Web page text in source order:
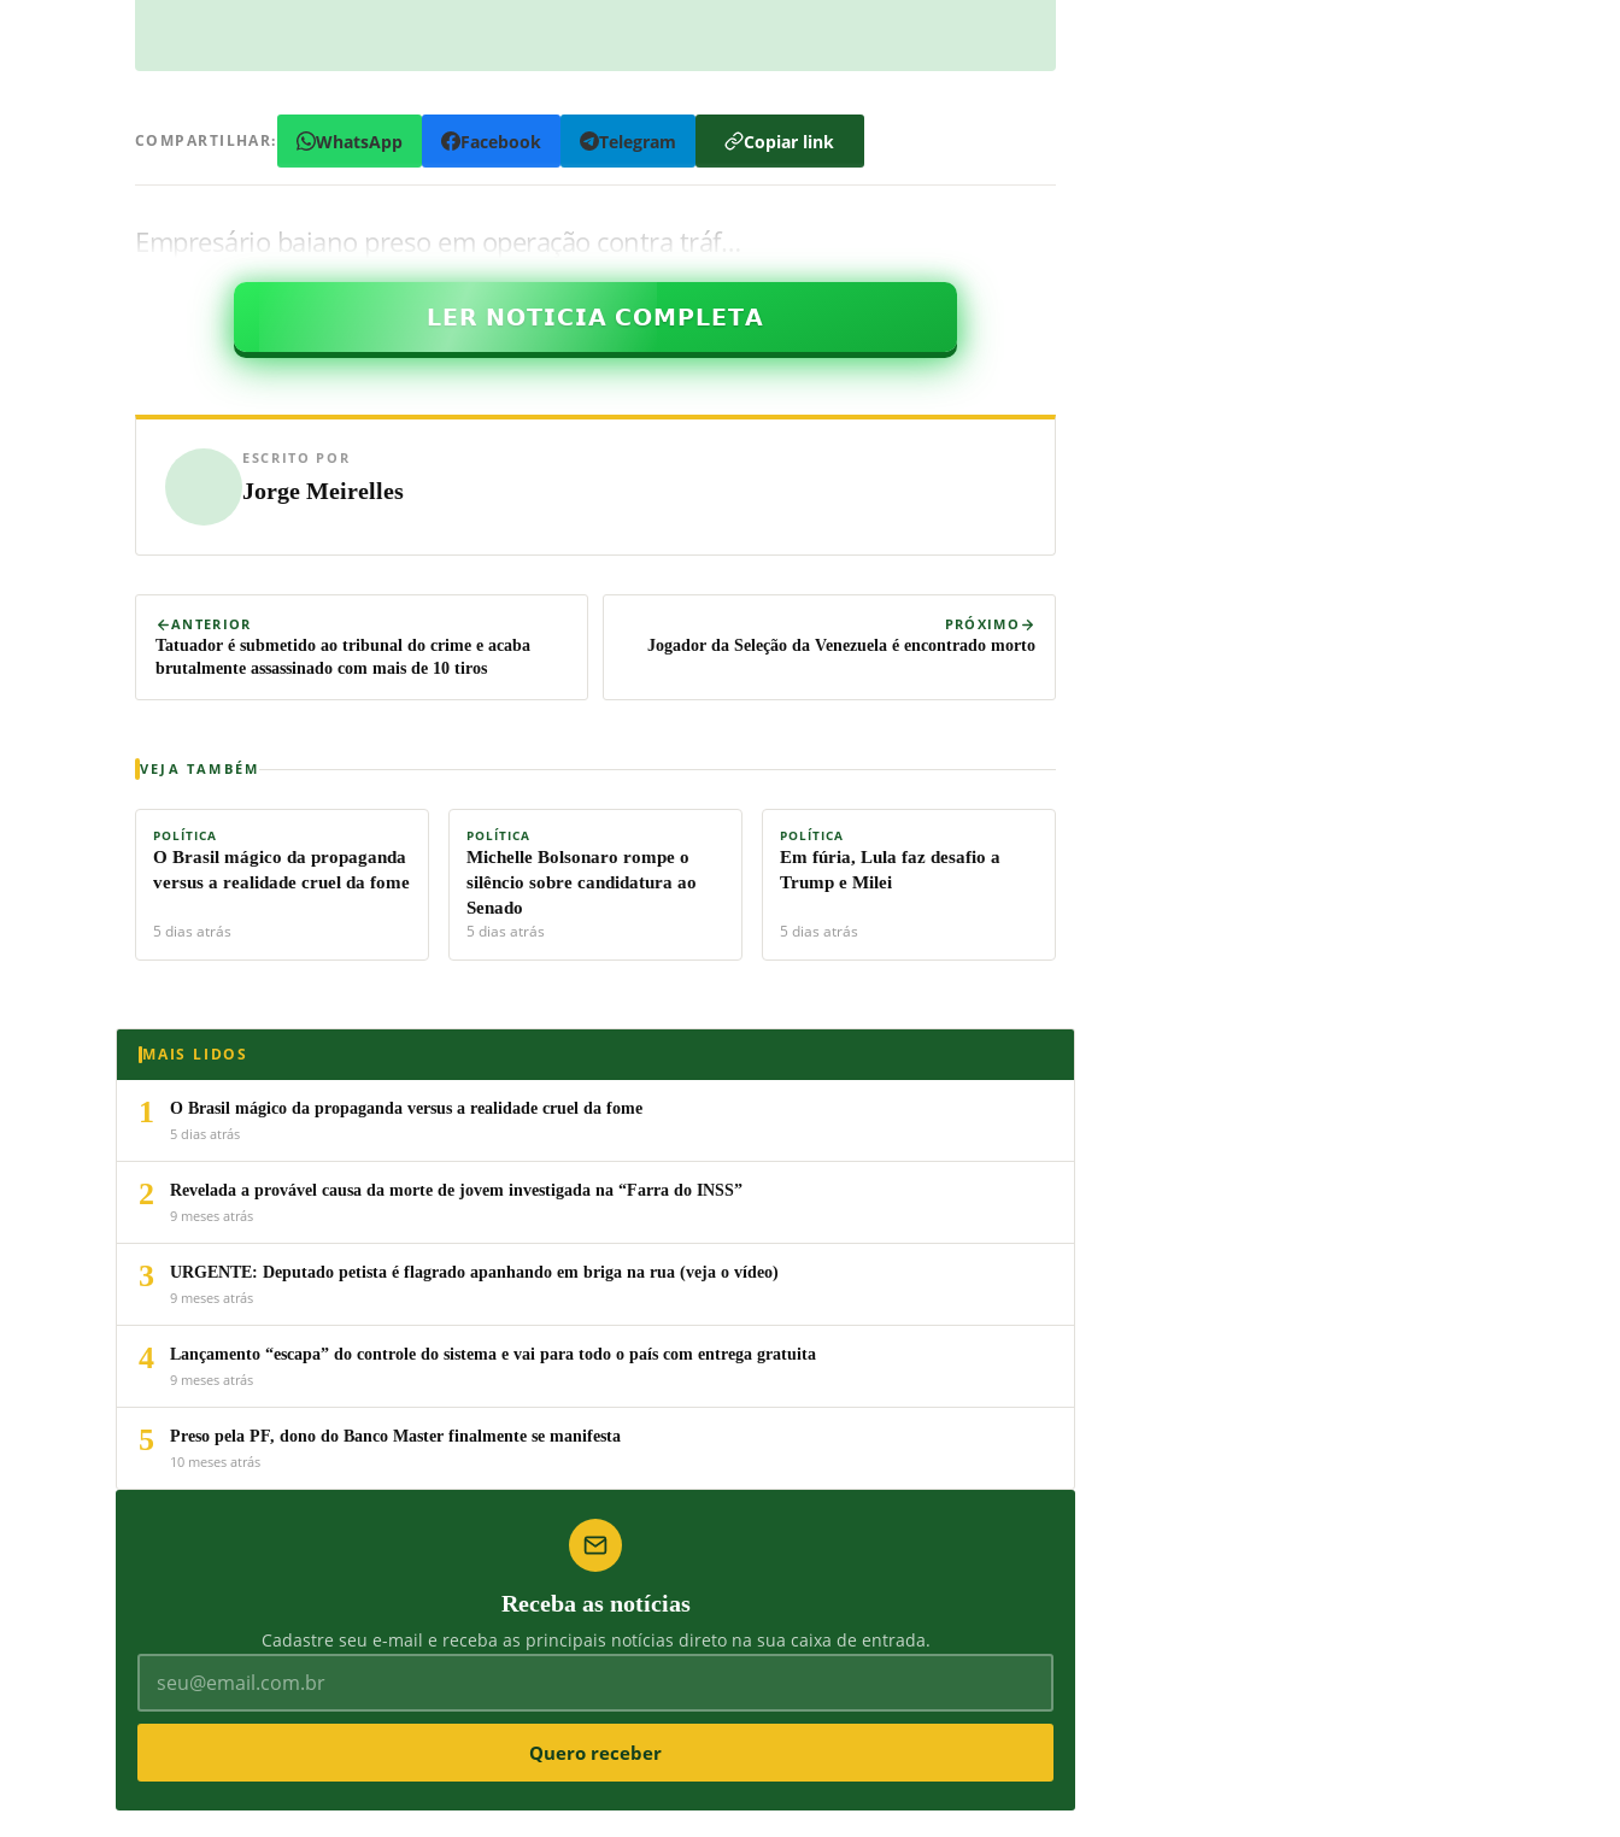
COMPARTILHAR: WhatsApp Facebook Telegram Copiar link
Empresário baiano preso em operação contra tráf…
𝗟𝗘𝗥 𝗡𝗢𝗧𝗜𝗖𝗜𝗔 𝗖𝗢𝗠𝗣𝗟𝗘𝗧𝗔
ESCRITO POR
Jorge Meirelles
ANTERIOR
Tatuador é submetido ao tribunal do crime e acaba
brutalmente assassinado com mais de 10 tiros
PRÓXIMO
Jogador da Seleção da Venezuela é encontrado morto
VEJA TAMBÉM
POLÍTICA
O Brasil mágico da propaganda
versus a realidade cruel da fome
5 dias atrás
POLÍTICA
Michelle Bolsonaro rompe o
silêncio sobre candidatura ao
Senado
5 dias atrás
POLÍTICA
Em fúria, Lula faz desafio a
Trump e Milei
5 dias atrás
MAIS LIDOS
1
O Brasil mágico da propaganda versus a realidade cruel da fome
5 dias atrás
2
Revelada a provável causa da morte de jovem investigada na “Farra do INSS”
9 meses atrás
3
URGENTE: Deputado petista é flagrado apanhando em briga na rua (veja o vídeo)
9 meses atrás
4
Lançamento “escapa” do controle do sistema e vai para todo o país com entrega gratuita
9 meses atrás
5
Preso pela PF, dono do Banco Master finalmente se manifesta
10 meses atrás
Receba as notícias
Cadastre seu e-mail e receba as principais notícias direto na sua caixa de entrada.
Quero receber